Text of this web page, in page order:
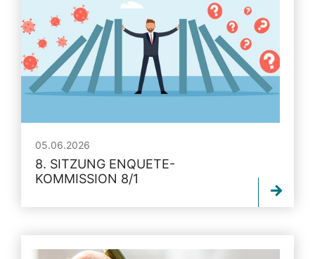
05.06.2026
8. SITZUNG ENQUETE-
KOMMISSION 8/1